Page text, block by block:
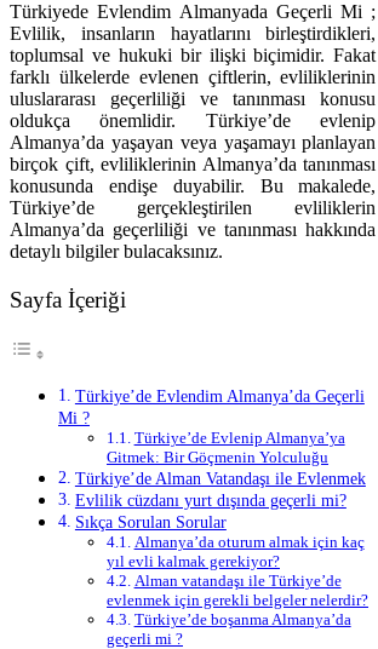
Türkiyede Evlendim Almanyada Geçerli Mi ;
Evlilik, insanların hayatlarını birleştirdikleri,
toplumsal ve hukuki bir ilişki biçimidir. Fakat
farklı ülkelerde evlenen çiftlerin, evliliklerinin
uluslararası geçerliliği ve tanınması konusu
oldukça önemlidir. Türkiye’de evlenip
Almanya’da yaşayan veya yaşamayı planlayan
birçok çift, evliliklerinin Almanya’da tanınması
konusunda endişe duyabilir. Bu makalede,
Türkiye’de gerçekleştirilen evliliklerin
Almanya’da geçerliliği ve tanınması hakkında
detaylı bilgiler bulacaksınız.
Sayfa İçeriği
Türkiye’de Evlendim Almanya’da Geçerli
Mi ?
Türkiye’de Evlenip Almanya’ya
Gitmek: Bir Göçmenin Yolculuğu
Türkiye’de Alman Vatandaşı ile Evlenmek
Evlilik cüzdanı yurt dışında geçerli mi?
Sıkça Sorulan Sorular
Almanya’da oturum almak için kaç
yıl evli kalmak gerekiyor?
Alman vatandaşı ile Türkiye’de
evlenmek için gerekli belgeler nelerdir?
Türkiye’de boşanma Almanya’da
geçerli mi ?